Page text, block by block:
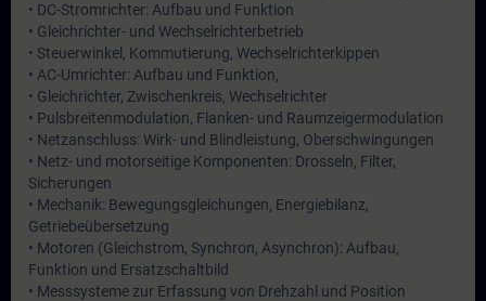
• DC-Stromrichter: Aufbau und Funktion
• Gleichrichter- und Wechselrichterbetrieb
• Steuerwinkel, Kommutierung, Wechselrichterkippen
• AC-Umrichter: Aufbau und Funktion,
• Gleichrichter, Zwischenkreis, Wechselrichter
• Pulsbreitenmodulation, Flanken- und Raumzeigermodulation
• Netzanschluss: Wirk- und Blindleistung, Oberschwingungen
• Netz- und motorseitige Komponenten: Drosseln, Filter,
Sicherungen
• Mechanik: Bewegungsgleichungen, Energiebilanz,
Getriebeübersetzung
• Motoren (Gleichstrom, Synchron, Asynchron): Aufbau,
Funktion und Ersatzschaltbild
• Messsysteme zur Erfassung von Drehzahl und Position